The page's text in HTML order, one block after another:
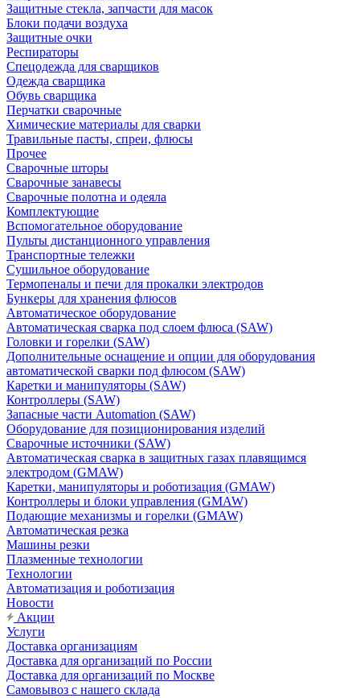
Защитные стекла, запчасти для масок
Блоки подачи воздуха
Защитные очки
Респираторы
Спецодежда для сварщиков
Одежда сварщика
Обувь сварщика
Перчатки сварочные
Химические материалы для сварки
Травильные пасты, спреи, флюсы
Прочее
Сварочные шторы
Сварочные занавесы
Сварочные полотна и одеяла
Комплектующие
Вспомогательное оборудование
Пульты дистанционного управления
Транспортные тележки
Сушильное оборудование
Термопеналы и печи для прокалки электродов
Бункеры для хранения флюсов
Автоматическое оборудование
Автоматическая сварка под слоем флюса (SAW)
Головки и горелки (SAW)
Дополнительные оснащение и опции для оборудования
автоматической сварки под флюсом (SAW)
Каретки и манипуляторы (SAW)
Контроллеры (SAW)
Запасные части Automation (SAW)
Оборудование для позиционирования изделий
Сварочные источники (SAW)
Автоматическая сварка в защитных газах плавящимся
электродом (GMAW)
Каретки, манипуляторы и роботизация (GMAW)
Контроллеры и блоки управления (GMAW)
Подающие механизмы и горелки (GMAW)
Автоматическая резка
Машины резки
Плазменные технологии
Технологии
Автоматизация и роботизация
Новости
Акции
Услуги
Доставка организациям
Доставка для организаций по России
Доставка для организаций по Москве
Самовывоз с нашего склада